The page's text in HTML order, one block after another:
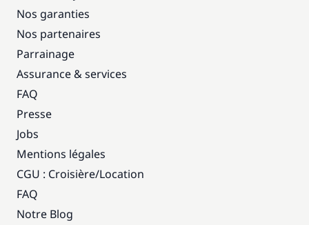
Nos garanties
Nos partenaires
Parrainage
Assurance & services
FAQ
Presse
Jobs
Mentions légales
CGU : Croisière/Location
FAQ
Notre Blog